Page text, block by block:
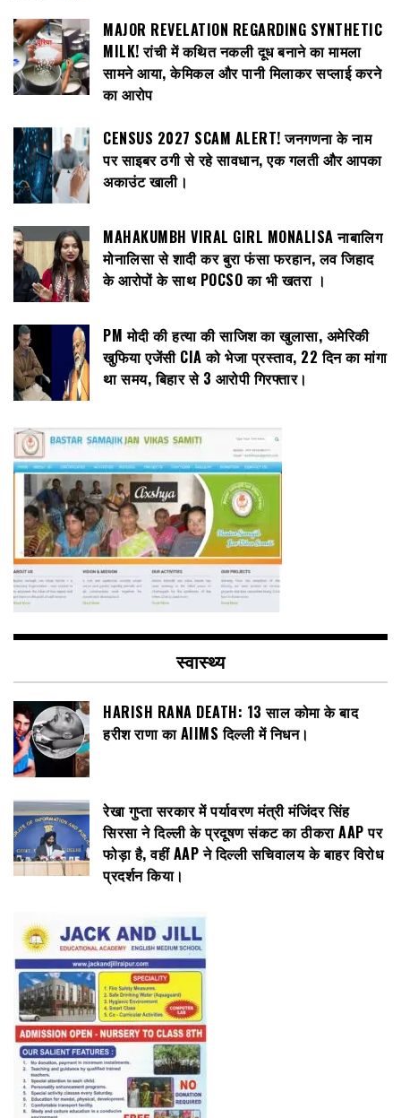
MAJOR REVELATION REGARDING SYNTHETIC
MILK! रांची में कथित नकली दूध बनाने का मामला
सामने आया, केमिकल और पानी मिलाकर सप्लाई करने
का आरोप
CENSUS 2027 SCAM ALERT! जनगणना के नाम
पर साइबर ठगी से रहे सावधान, एक गलती और आपका
अकाउंट खाली।
MAHAKUMBH VIRAL GIRL MONALISA नाबालिग
मोनालिसा से शादी कर बुरा फंसा फरहान, लव जिहाद
के आरोपों के साथ POCSO का भी खतरा ।
PM मोदी की हत्या की साजिश का खुलासा, अमेरिकी
खुफिया एजेंसी CIA को भेजा प्रस्ताव, 22 दिन का मांगा
था समय, बिहार से 3 आरोपी गिरफ्तार।
स्वास्थ्य
HARISH RANA DEATH: 13 साल कोमा के बाद
हरीश राणा का AIIMS दिल्ली में निधन।
रेखा गुप्ता सरकार में पर्यावरण मंत्री मंजिंदर सिंह
सिरसा ने दिल्ली के प्रदूषण संकट का ठीकरा AAP पर
फोड़ा है, वहीं AAP ने दिल्ली सचिवालय के बाहर विरोध
प्रदर्शन किया।